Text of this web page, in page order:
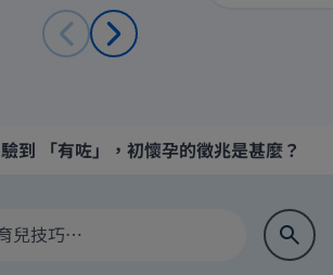
驗到 「有咗」，初懷孕的徵兆是甚麼？